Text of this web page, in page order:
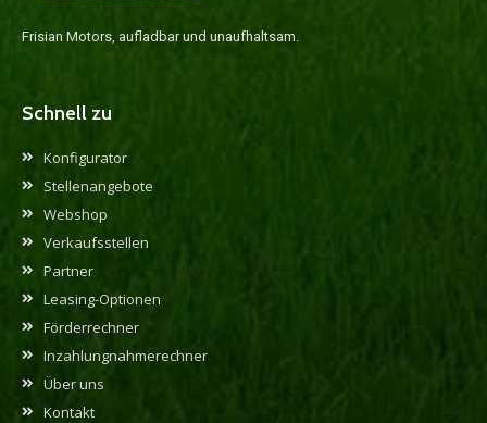
Frisian Motors, aufladbar und unaufhaltsam.
Schnell zu
Konfigurator
Stellenangebote
Webshop
Verkaufsstellen
Partner
Leasing-Optionen
Förderrechner
Inzahlungnahmerechner
Über uns
Kontakt